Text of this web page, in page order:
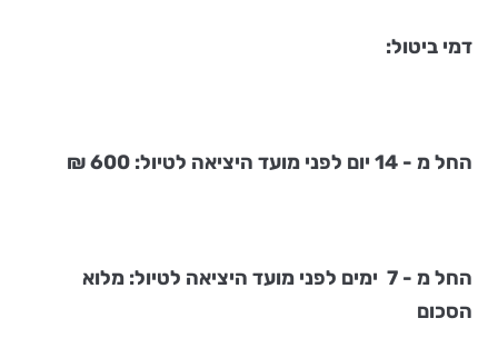
דמי ביטול:
החל מ - 14 יום לפני מועד היציאה לטיול: 600 ₪
החל מ - 7 ימים לפני מועד היציאה לטיול: מלוא
הסכום